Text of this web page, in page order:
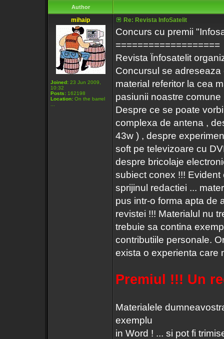
Author
mihaip
Joined: 23 Jun 2009,
10:32
Posts: 162198
Location: On the barrel
Re: Revista InfoSatelit
Concurs cu premii
===================
Revista Ïnfosatelit
Concursul se
material referitor la cea
pasiunii noastre
Despre ce se poate
complexa de antena ,
43w ) , despre
soft pe televizoare cu
despre bricolaje
subiect conex !!!
sprijinul redactiei ...
pus intr-o forma apta de
revistei !!! Materialul nu
trebuie sa contina
contributiile personale.
exista o experienta care
Premiul !!! Un
Materialele
exemplu
in Word ! ... si pot fi